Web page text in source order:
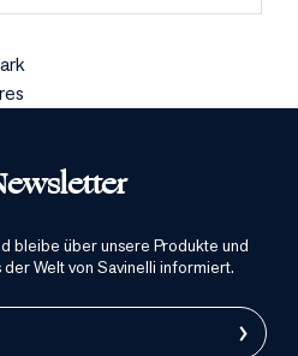
bleibe über unsere Produkte und
Welt von Savinelli informiert.
›